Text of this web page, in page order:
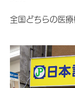
全国どちらの医